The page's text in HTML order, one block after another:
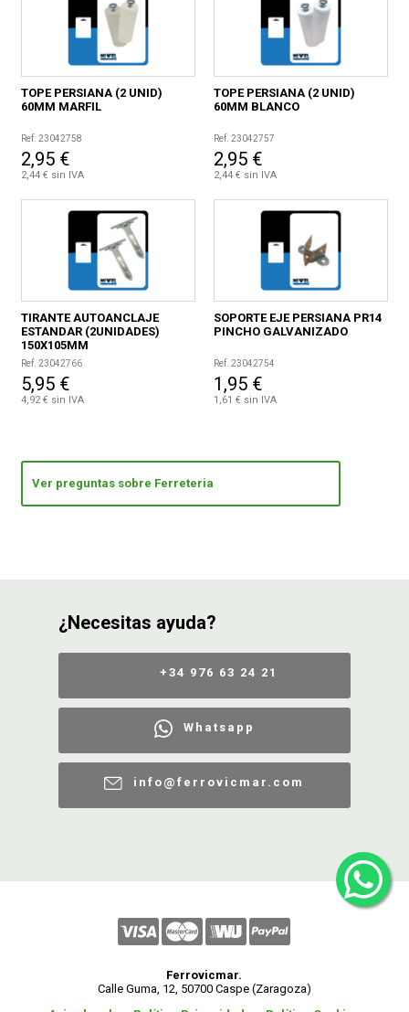
TOPE PERSIANA (2 UNID)
60MM MARFIL
Ref. 23042758
2,95 €
2,44 € sin IVA
TOPE PERSIANA (2 UNID)
60MM BLANCO
Ref. 23042757
2,95 €
2,44 € sin IVA
TIRANTE AUTOANCLAJE
ESTANDAR (2UNIDADES)
150X105MM
Ref. 23042766
5,95 €
4,92 € sin IVA
SOPORTE EJE PERSIANA PR14
PINCHO GALVANIZADO
Ref. 23042754
1,95 €
1,61 € sin IVA
Ver preguntas sobre Ferreteria
¿Necesitas ayuda?
+34 976 63 24 21
Whatsapp
info@ferrovicmar.com
Ferrovicmar.
Calle Guma, 12, 50700 Caspe (Zaragoza)